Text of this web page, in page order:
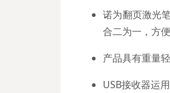
诺为翻页激光
合二为一，方便
产品具有重量
USB接收器运